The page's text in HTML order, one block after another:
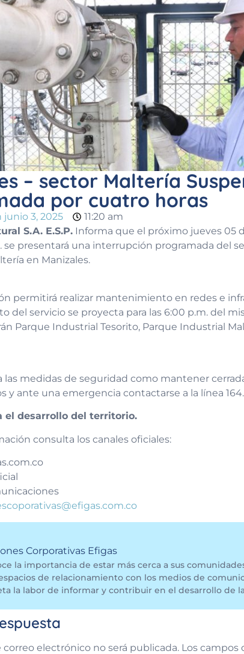
– sector Maltería
por cuatro horas
junio 3, 2025
11:20 am
S.A. E.S.P.Informa que el próximo jueves 05
se presentará una interrupción programada del
en Manizales.
permitirá realizar mantenimiento en redes e
del servicio se proyecta para las 6:00 p.m. del
Parque Industrial Tesorito, Parque Industrial
las medidas de seguridad como mantener
y ante una emergencia contactarse a la línea 164.
el desarrollo del territorio.
consulta los canales oficiales:
Corporativas Efigas
la importancia de estar más cerca a sus
de relacionamiento con los medios de
la labor de informar y contribuir en el desarrollo de
electrónico no será publicada. Los campos